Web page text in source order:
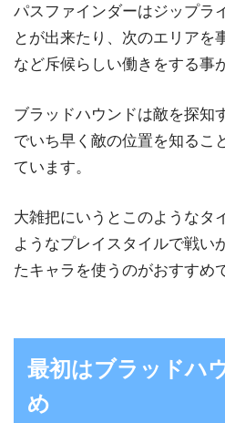
パスファインダーはジップラ
とが出来たり、次のエリアを
など斥候らしい働きをする事
ブラッドハウンドは敵を探知
でいち早く敵の位置を知るこ
ています。
大雑把にいうとこのようなタ
ようなプレイスタイルで戦い
たキャラを使うのがおすすめ
最初はブラッドハ
め